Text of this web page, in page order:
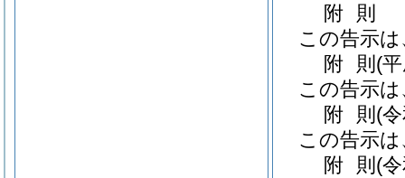
附 則
この告示
附 則 (
この告示
附 則 (
この告示
附 則 (